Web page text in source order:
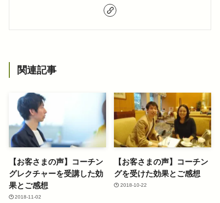
関連記事
【お客さまの声】コーチン
グレクチャーを受講した効
果とご感想
2018-11-02
【お客さまの声】コーチン
グを受けた効果とご感想
2018-10-22